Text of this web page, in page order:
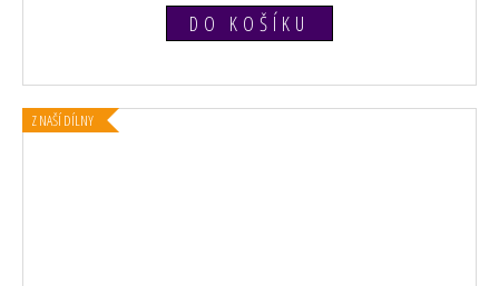
DO KOŠÍKU
Z NAŠÍ DÍLNY